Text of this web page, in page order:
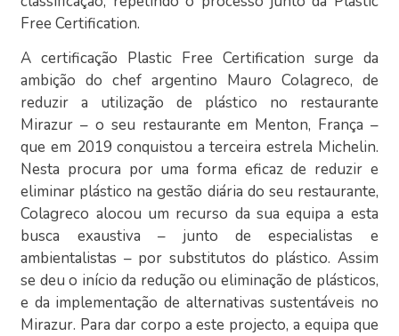
Free Certification.
A certificação Plastic Free Certification surge da
ambição do chef argentino Mauro Colagreco, de
reduzir a utilização de plástico no restaurante
Mirazur – o seu restaurante em Menton, França –
que em 2019 conquistou a terceira estrela Michelin.
Nesta procura por uma forma eficaz de reduzir e
eliminar plástico na gestão diária do seu restaurante,
Colagreco alocou um recurso da sua equipa a esta
busca exaustiva – junto de especialistas e
ambientalistas – por substitutos do plástico. Assim
se deu o início da redução ou eliminação de plásticos,
e da implementação de alternativas sustentáveis no
Mirazur. Para dar corpo a este projecto, a equipa que